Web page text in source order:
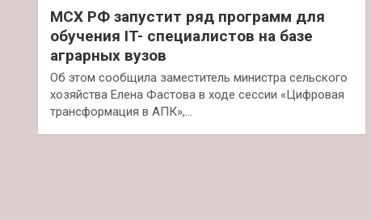
МСХ РФ запустит ряд программ для
обучения IT- специалистов на базе
аграрных вузов
Об этом сообщила заместитель министра сельского
хозяйства Елена Фастова в ходе сессии «Цифровая
трансформация в АПК»,…